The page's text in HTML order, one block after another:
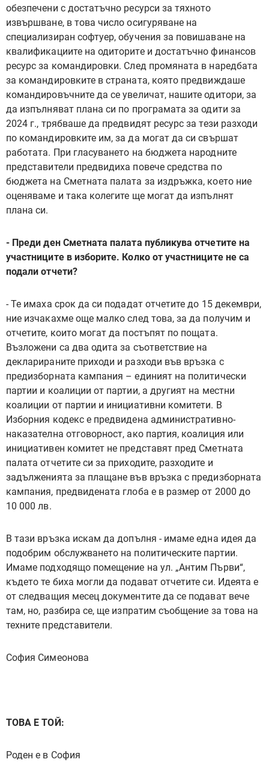
обезпечени с достатъчно ресурси за тяхното
извършване, в това число осигуряване на
специализиран софтуер, обучения за повишаване на
квалификациите на одиторите и достатъчно финансов
ресурс за командировки. След промяната в наредбата
за командировките в страната, която предвиждаше
командировъчните да се увеличат, нашите одитори, за
да изпълняват плана си по програмата за одити за
2024 г., трябваше да предвидят ресурс за тези разходи
по командировките им, за да могат да си свършат
работата. При гласуването на бюджета народните
представители предвидиха повече средства по
бюджета на Сметната палата за издръжка, което ние
оценяваме и така колегите ще могат да изпълнят
плана си.
- Преди ден Сметната палата публикува отчетите на
участниците в изборите. Колко от участниците не са
подали отчети?
- Те имаха срок да си подадат отчетите до 15 декември,
ние изчакахме още малко след това, за да получим и
отчетите, които могат да постъпят по пощата.
Възложени са два одита за съответствие на
декларираните приходи и разходи във връзка с
предизборната кампания – единият на политически
партии и коалиции от партии, а другият на местни
коалиции от партии и инициативни комитети. В
Изборния кодекс е предвидена административно-
наказателна отговорност, ако партия, коалиция или
инициативен комитет не представят пред Сметната
палата отчетите си за приходите, разходите и
задълженията за плащане във връзка с предизборната
кампания, предвидената глоба е в размер от 2000 до
10 000 лв.
В тази връзка искам да допълня - имаме една идея да
подобрим обслужването на политическите партии.
Имаме подходящо помещение на ул. „Антим Първи“,
където те биха могли да подават отчетите си. Идеята е
от следващия месец документите да се подават вече
там, но, разбира се, ще изпратим съобщение за това на
техните представители.
София Симеонова
ТОВА Е ТОЙ:
Роден е в София